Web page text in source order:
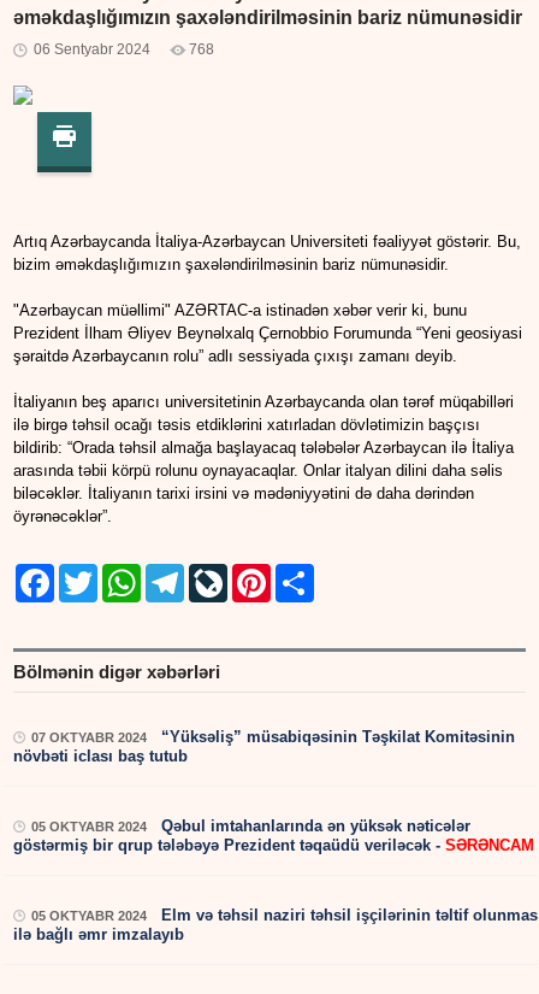
əməkdaşlığımızın şaxələndirilməsinin bariz nümunəsidir
06 Sentyabr 2024 768
Artıq Azərbaycanda İtaliya-Azərbaycan Universiteti fəaliyyət göstərir. Bu,
bizim əməkdaşlığımızın şaxələndirilməsinin bariz nümunəsidir.
"Azərbaycan müəllimi" AZƏRTAC-a istinadən xəbər verir ki, bunu
Prezident İlham Əliyev Beynəlxalq Çernobbio Forumunda “Yeni geosiyasi
şəraitdə Azərbaycanın rolu” adlı sessiyada çıxışı zamanı deyib.
İtaliyanın beş aparıcı universitetinin Azərbaycanda olan tərəf müqabilləri
ilə birgə təhsil ocağı təsis etdiklərini xatırladan dövlətimizin başçısı
bildirib: “Orada təhsil almağa başlayacaq tələbələr Azərbaycan ilə İtaliya
arasında təbii körpü rolunu oynayacaqlar. Onlar italyan dilini daha səlis
biləcəklər. İtaliyanın tarixi irsini və mədəniyyətini də daha dərindən
öyrənəcəklər”.
FacebookTwitter WhatsAppTelegramLiveJournal
Pinterest
Bölmənin digər xəbərləri
07 OKTYABR 2024
“Yüksəliş” müsabiqəsinin Təşkilat Komitəsinin
növbəti iclası baş tutub
05 OKTYABR 2024
Qəbul imtahanlarında ən yüksək nəticələr
göstərmiş bir qrup tələbəyə Prezident təqaüdü veriləcək - SƏRƏNCAM
05 OKTYABR 2024
Elm və təhsil naziri təhsil işçilərinin təltif
ilə bağlı əmr imzalayıb